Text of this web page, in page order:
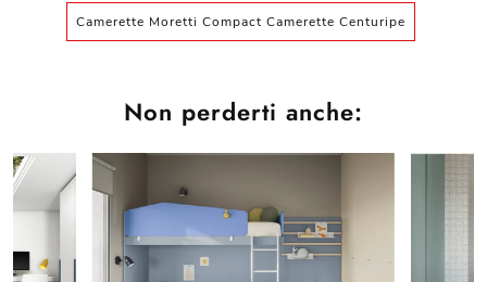
Camerette Moretti Compact Camerette Centuripe
Non perderti anche: